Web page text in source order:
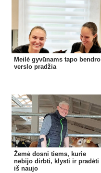
Meilė gyvūnams tapo bendro
verslo pradžia
Žemė dosni tiems, kurie
nebijo dirbti, klysti ir pradėti
iš naujo